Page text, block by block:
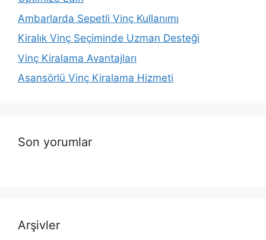
Ambarlarda Sepetli Vinç Kullanımı
Kiralık Vinç Seçiminde Uzman Desteği
Vinç Kiralama Avantajları
Asansörlü Vinç Kiralama Hizmeti
Son yorumlar
Arşivler